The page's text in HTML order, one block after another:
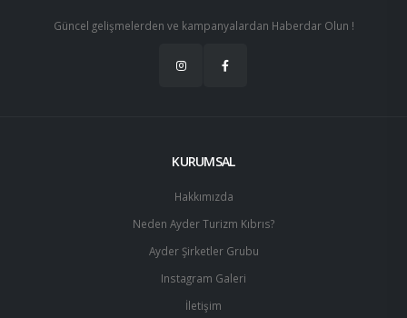
Güncel gelişmelerden ve kampanyalardan Haberdar Olun !
KURUMSAL
Hakkımızda
Neden Ayder Turizm Kıbrıs?
Ayder Şirketler Grubu
Instagram Galeri
İletişim